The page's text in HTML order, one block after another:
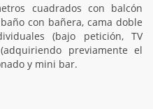
cuadrados con balcón
con bañera, cama doble
(bajo petición, TV
previamente el
y mini bar.